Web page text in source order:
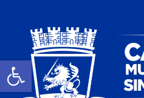
Open toolbar